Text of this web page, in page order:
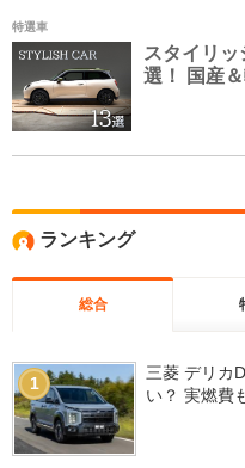
特選車
スタイリ
選！ 国産
ランキング
総合
1
三菱 デリカ
い？ 実燃費